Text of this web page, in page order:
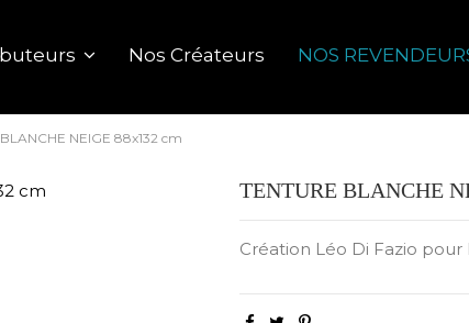
Nos Créateurs NOS
NEIGE 88x132 cm
TENTURE BLANCHE
Création Léo Di Fazio pour